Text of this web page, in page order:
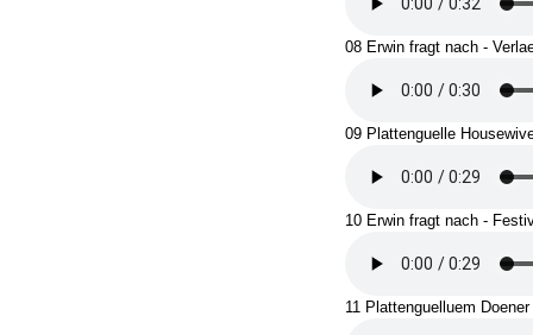
08 Erwin fragt nach -
09 Plattenguelle
10 Erwin fragt nach -
11 Plattenguelluem